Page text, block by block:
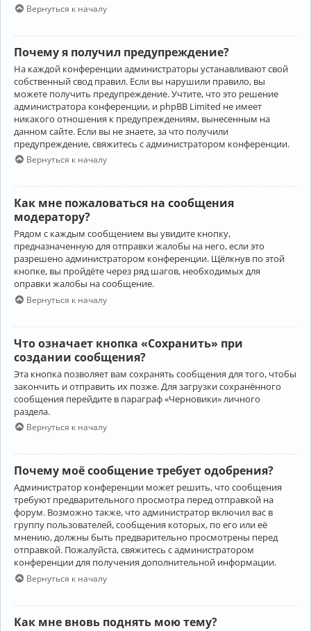
Вернуться к началу
Почему я получил предупреждение?
На каждой конференции администраторы устанавливают свой
собственный свод правил. Если вы нарушили правило, вы
можете получить предупреждение. Учтите, что это решение
администратора конференции, и phpBB Limited не имеет
никакого отношения к предупреждениям, вынесенным на
данном сайте. Если вы не знаете, за что получили
предупреждение, свяжитесь с администратором конференции.
Вернуться к началу
Как мне пожаловаться на сообщения
модератору?
Рядом с каждым сообщением вы увидите кнопку,
предназначенную для отправки жалобы на него, если это
разрешено администратором конференции. Щёлкнув по этой
кнопке, вы пройдёте через ряд шагов, необходимых для
оправки жалобы на сообщение.
Вернуться к началу
Что означает кнопка «Сохранить» при
создании сообщения?
Эта кнопка позволяет вам сохранять сообщения для того, чтобы
закончить и отправить их позже. Для загрузки сохранённого
сообщения перейдите в параграф «Черновики» личного
раздела.
Вернуться к началу
Почему моё сообщение требует одобрения?
Администратор конференции может решить, что сообщения
требуют предварительного просмотра перед отправкой на
форум. Возможно также, что администратор включил вас в
группу пользователей, сообщения которых, по его или её
мнению, должны быть предварительно просмотрены перед
отправкой. Пожалуйста, свяжитесь с администратором
конференции для получения дополнительной информации.
Вернуться к началу
Как мне вновь поднять мою тему?